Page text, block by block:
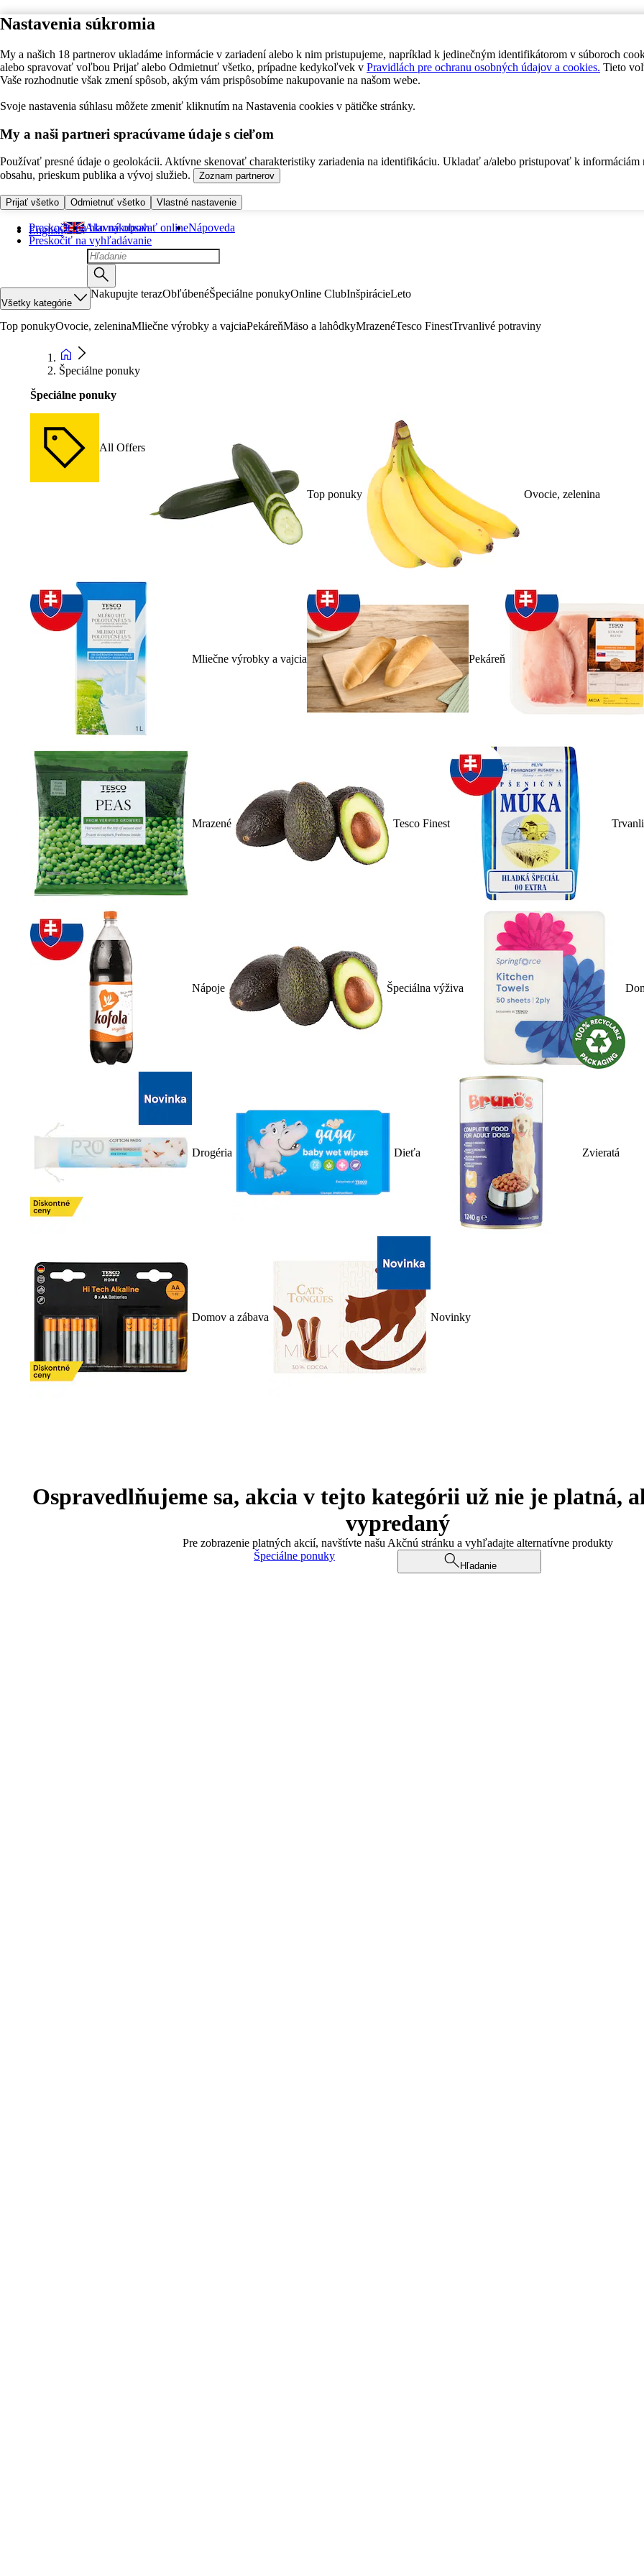
Nastavenia súkromia
My a našich 18 partnerov ukladáme informácie v zariadení alebo k nim pristupujeme, napríklad k jedinečným identifikátorom v súboroch
alebo spravovať voľbou Prijať alebo Odmietnuť všetko, prípadne kedykoľvek v Pravidlách pre ochranu osobných údajov a cookies. Tieto
Vaše rozhodnutie však zmení spôsob, akým vám prispôsobíme nakupovanie na našom webe.
Svoje nastavenia súhlasu môžete zmeniť kliknutím na Nastavenia cookies v pätičke stránky.
My a naši partneri spracúvame údaje s cieľom
Používať presné údaje o geolokácii. Aktívne skenovať charakteristiky zariadenia na identifikáciu. Ukladať a/alebo pristupovať k informáciám
obsahu, prieskum publika a vývoj služieb.
Zoznam partnerov
Prijať všetko Odmietnuť všetko Vlastné nastavenie
Preskočiť na hlavný obsah
Preskočiť na vyhľadávanie
English Ako nakupovať onlineNápoveda
Všetky kategórie
Nakupujte terazObľúbenéŠpeciálne ponukyOnline ClubInšpirácieLeto
Top ponukyOvocie, zeleninaMliečne výrobky a vajciaPekáreňMäso a lahôdkyMrazenéTesco FinestTrvanlivé potraviny
Špeciálne ponuky
Špeciálne ponuky
All Offers
Top ponuky Ovocie, zelenina
Mliečne výrobky a vajcia Pekáreň
Mrazené Tesco Finest
Nápoje Špeciálna výživa
Drogéria Dieťa Zvieratá
Domov a zábava Novinky
Ospravedlňujeme sa, akcia v tejto kategórii už nie je platná,
vypredaný
Pre zobrazenie platných akcií, navštívte našu Akčnú stránku a vyhľadajte alternatívne produkty
Špeciálne ponuky
Hľadanie